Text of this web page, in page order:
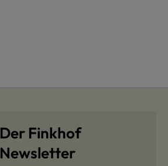
Der Finkhof
Newsletter